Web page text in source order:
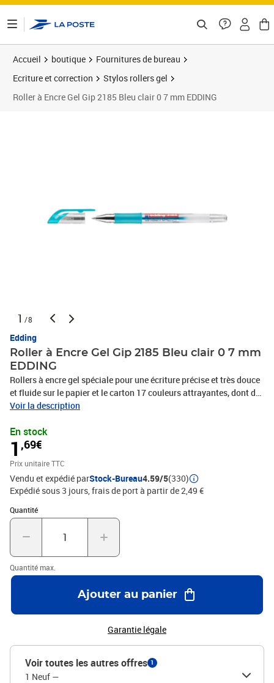
Accueil boutique
Fournitures de bureau
Ecriture et correction
Stylos rollers gel
Roller à Encre Gel Gip 2185 Bleu clair 0 7 mm EDDING
1 /8
Edding
Roller à Encre Gel Gip 2185 Bleu clair 0 7 mm
EDDING
Rollers à encre gel spéciale pour une écriture précise et très douce
et fluide sur le papier et le carton 17 couleurs attrayantes, dont des
coloris métallisés et pastel Haut pouvoir couvrant pour de
papier ou carton foncé La zone grip en caoutchouc antidérapante
assure un grand confort d'écriture Pointe gainée métal durable et
robuste Pointe roller extra-fine gainée de métal pour une plus
grande durabilité et une meilleure précision Grip caoutchouc doux,
élastique et antidérapant pour plus de confort Capuchon avec clip
pratique pouvant se fixer à l'extrémité du manche Simple et propre
d'utilisation pour une créativité facile et spontanée Produit de
marque haut de gamme
Voir la description
En stock
1 ,69€
Prix unitaire TTC
Vendu et expédié parStock-Bureau4.59/5(330)
Expédié sous 3 jours, frais de port à partir de 2,49 €
Quantité
Quantité : 1
Quantité max.
Ajouter au panier
Garantie légale
Voir toutes les autres offres 1
1 Neuf —